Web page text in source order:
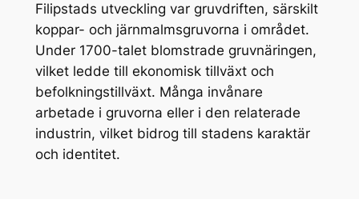
Filipstads utveckling var gruvdriften, särskilt
koppar- och järnmalmsgruvorna i området.
Under 1700-talet blomstrade gruvnäringen,
vilket ledde till ekonomisk tillväxt och
befolkningstillväxt. Många invånare
arbetade i gruvorna eller i den relaterade
industrin, vilket bidrog till stadens karaktär
och identitet.